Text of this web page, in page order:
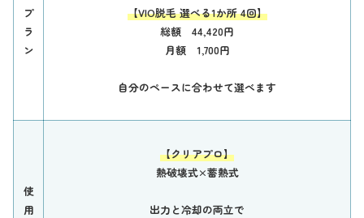
プ
ラ
ン
【VIO脱毛 選べる1か所 4回】
総額 44,420円
月額 1,700円
自分のペースに合わせて選べます
使
用
【クリアプロ】
熱破壊式×蓄熱式
出力と冷却の両立で